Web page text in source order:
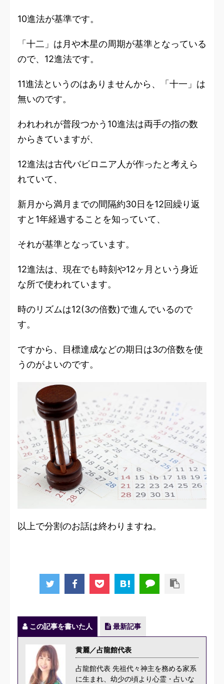
10進法が基準です。
「十二」は月や木星の周期が基準となっている
ので、12進法です。
11進法というのはありませんから、「十一」は
無いのです。
われわれが普段つかう10進法は両手の指の数
からきていますが、
12進法は古代バビロニア人が作ったと考えら
れていて、
新月から満月までの間隔約30日を12回繰り返
すと1年経過することを知っていて、
それが基準となっています。
12進法は、現在でも時刻や12ヶ月という身近
な所で使われています。
時のリズムは12(3の倍数)で進んでいるので
す。
ですから、 目標達成などの期日は3の倍数を使
うのがよいのです。
以上で分割のお話は終わりますね。
この記事を書いた人 最新記事
黄麗／占龍館代表
占龍館代表 先祖代々神主を務める家系
に生まれ、幼少の頃より心霊・占いな